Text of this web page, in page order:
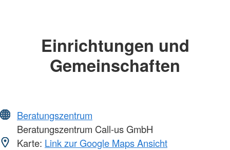
Einrichtungen und
Gemeinschaften
Beratungszentrum
Beratungszentrum Call-us GmbH
Karte: Link zur Google Maps Ansicht